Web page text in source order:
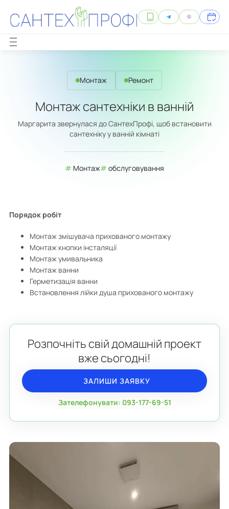
Монтаж Ремонт
Монтаж сантехніки в ванній
Маргарита звернулася до СантехПрофі, щоб встановити
сантехніку у ванній кімнаті
Монтаж обслуговування
Порядок робіт
Монтаж змішувача прихованого монтажу
Монтаж кнопки інсталяції
Монтаж умивальника
Монтаж ванни
Герметизація ванни
Встановлення лійки душа прихованого монтажу
Розпочніть свій домашній проект
вже сьогодні!
ЗАЛИШИ ЗАЯВКУ
Зателефонувати: 093-177-69-51